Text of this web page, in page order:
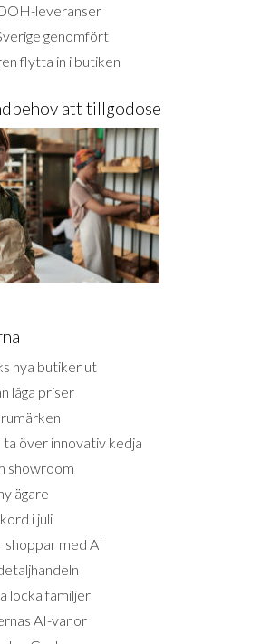
leveranser
genomfört
flytta in i butiken
att tillgodose
nya butiker ut
låga priser
ta över innovativ kedja
showroom
ägare
i juli
shoppar med AI
locka familjer
AI-vanor